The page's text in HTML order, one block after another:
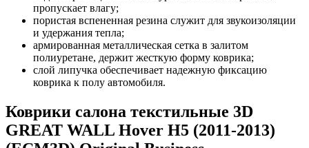
пропускает влагу;
пористая вспененная резина служит для звукоизоляции
и удержания тепла;
армированная металлическая сетка в залитом
полиуретане, держит жесткую форму коврика;
слой липучка обеспечивает надежную фиксацию
коврика к полу автомобиля.
Коврики салона текстильные 3D
GREAT WALL Hover H5 (2011-2013)